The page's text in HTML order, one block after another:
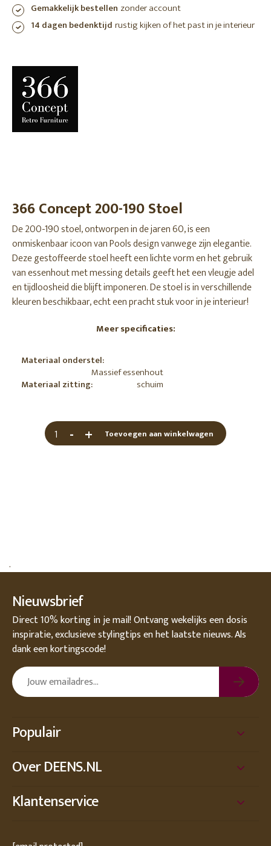
Gemakkelijk bestellen zonder account
14 dagen bedenktijd rustig kijken of het past in je interieur
366 Concept 200-190 Stoel
De 200-190 stoel, ontworpen in de jaren 60, is een
onmiskenbaar icoon van Pools design vanwege zijn elegantie.
Deze gestoffeerde stoel heeft een lichte vorm en het gebruik
van essenhout met messing details geeft het een vleugje adel
en tijdloosheid die blijft imponeren. De stoel is in verschillende
kleuren beschikbaar, echt een pracht stuk voor in je interieur!
Meer specificaties:
Materiaal onderstel:
Massief essenhout
Materiaal zitting:
schuim
+
- Toevoegen aan winkelwagen
.
Nieuwsbrief
Direct 10% korting in je mail! Ontvang wekelijks een dosis
inspiratie, exclusieve stylingtips en het laatste nieuws. Als
dank een kortingscode!
Populair
Over DEENS.NL
Klantenservice